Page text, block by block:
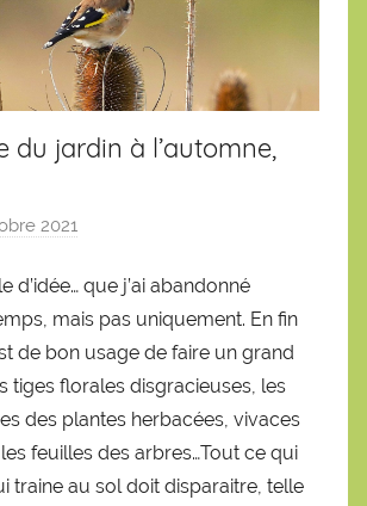
du jardin à l’automne,
2021
r
S
é
b
a
d’idée… que j’ai abandonné
mais pas uniquement. En fin
de bon usage de faire un grand
tiges florales disgracieuses, les
des plantes herbacées, vivaces
feuilles des arbres…Tout ce qui
traine au sol doit disparaitre, telle